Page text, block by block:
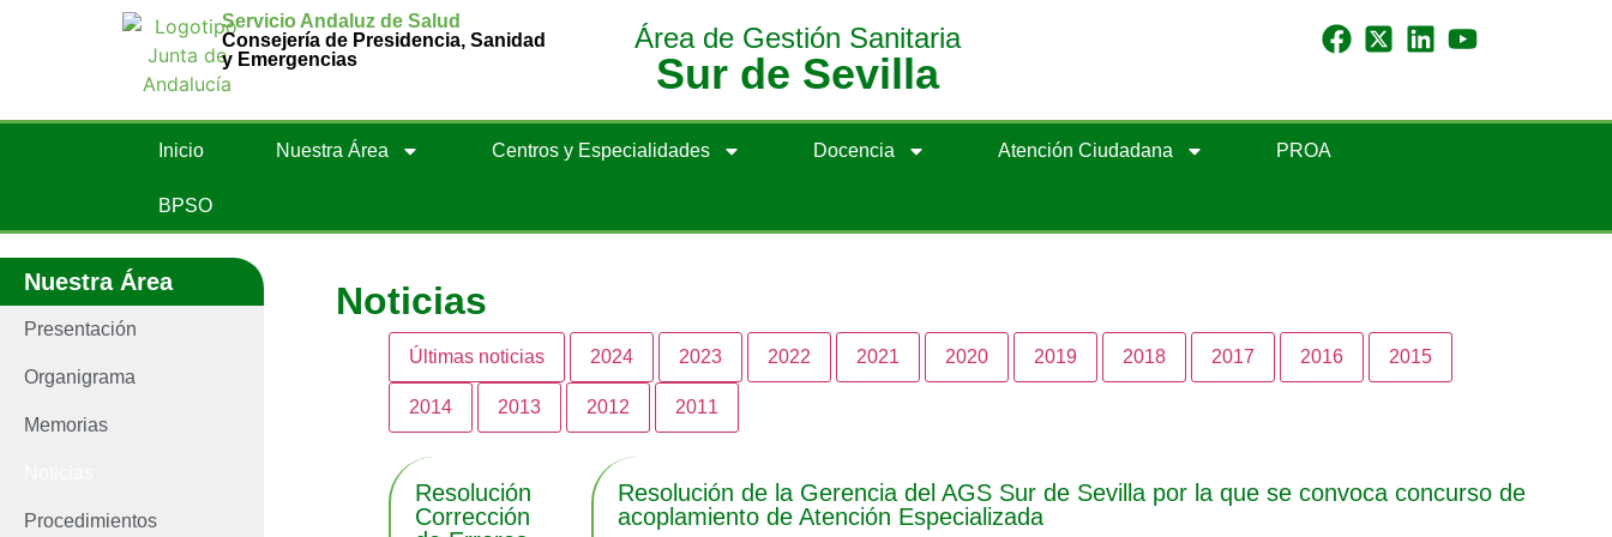
Servicio Andaluz de Salud
Consejería de Presidencia, Sanidad
y Emergencias
Área de Gestión Sanitaria
Sur de Sevilla
Inicio Nuestra Área Centros y Especialidades Docencia Atención Ciudadana PROA
BPSO
Nuestra Área
Presentación
Organigrama
Memorias
Procedimientos
Noticias
Últimas noticias 2024 2023 2022 2021 2020 2019 2018 2017 2016 2015
2014 2013 2012 2011
Resolución
Corrección
Resolución de la Gerencia del AGS Sur de Sevilla por la que se convoca concurso de
acoplamiento de Atención Especializada